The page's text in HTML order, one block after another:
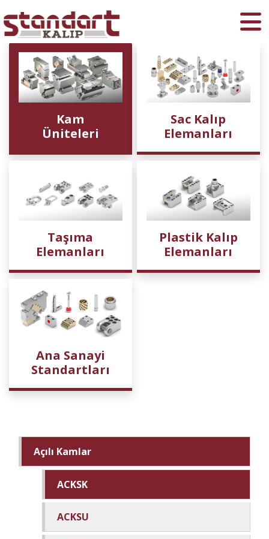
Kam
Üniteleri
Sac Kalıp
Elemanları
Taşıma
Elemanları
Plastik Kalıp
Elemanları
Ana Sanayi
Standartları
Açılı Kamlar
ACKSK
ACKSU